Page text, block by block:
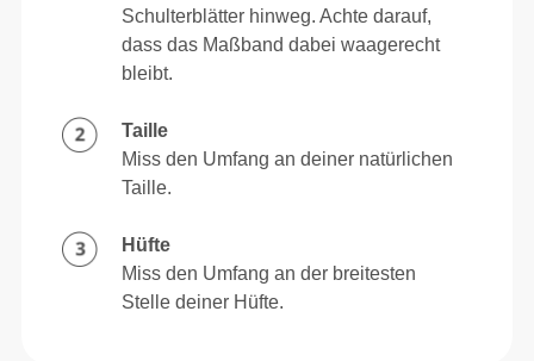
Schulterblätter hinweg. Achte darauf,
dass das Maßband dabei waagerecht
bleibt.
Taille
Miss den Umfang an deiner natürlichen
Taille.
Hüfte
Miss den Umfang an der breitesten
Stelle deiner Hüfte.